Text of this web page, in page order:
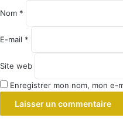
Nom *
E-mail *
Site web
Enregistrer mon nom, mon e-